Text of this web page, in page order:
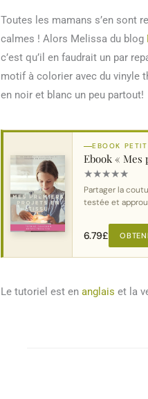
Toutes les mamans s’en sont
calmes ! Alors Melissa du blog
c’est qu’il en faudrait un par
motif à colorier avec du vinyle
en noir et blanc un peu partout!
EBOOK
Ebook «
★★★★★
Partager la
testée et
6.79£
Le tutoriel est en anglais et la